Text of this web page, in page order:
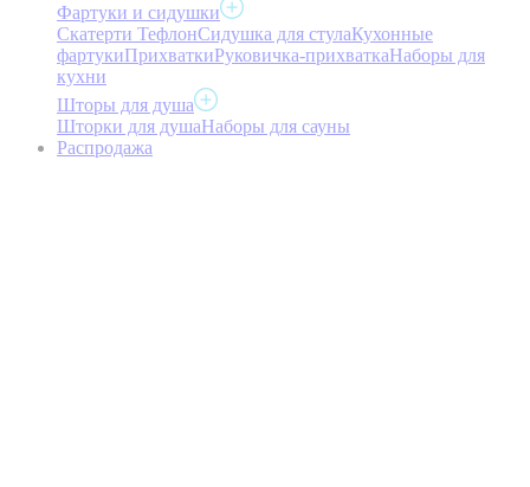
Фартуки и сидушки
Скатерти ТефлонСидушка для стулаКухонные
фартукиПрихваткиРуковичка-прихваткаНаборы для
кухни
Шторы для душа
Шторки для душаНаборы для сауны
Распродажа